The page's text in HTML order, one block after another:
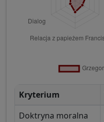
Kryterium
Doktryna moralna